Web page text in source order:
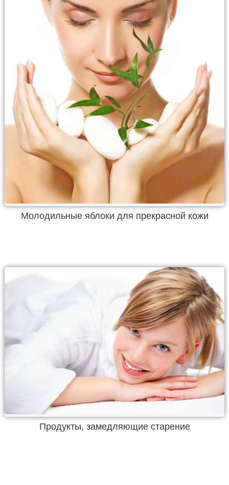
Молодильные яблоки для прекрасной кожи
Продукты, замедляющие старение